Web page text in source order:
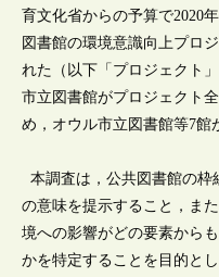
育文化省からの予算で2020
図書館の環境意識向上プロ
れた（以下「プロジェクト
市立図書館がプロジェクト
め，オウル市立図書館等7館
本調査は，公共図書館の枠
の意味を提示すること，ま
境への影響がどの要素から
かを特定することを目的とし